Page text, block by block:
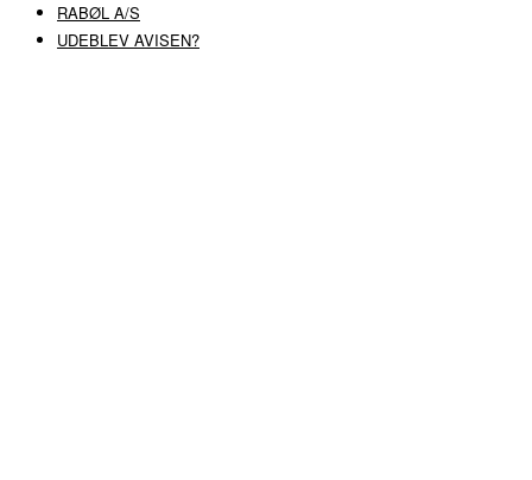
RABØL A/S
UDEBLEV AVISEN?